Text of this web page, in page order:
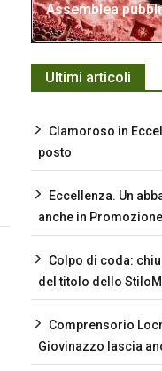
Assemblea
Ultimi articoli
Clamoroso in
posto
Eccellenza. Un
anche in
Colpo di coda:
del titolo dello
Comprensorio
Giovinazzo lascia